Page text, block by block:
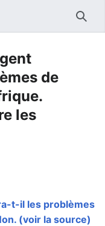
de
les
t-il les problèmes
(voir la source)